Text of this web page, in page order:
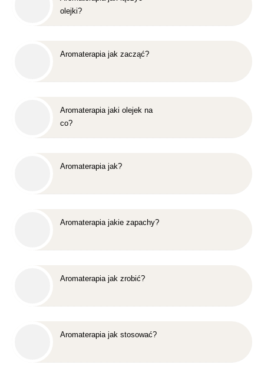
olejki?
Aromaterapia jak zacząć?
Aromaterapia jaki olejek na
co?
Aromaterapia jak?
Aromaterapia jakie zapachy?
Aromaterapia jak zrobić?
Aromaterapia jak stosować?